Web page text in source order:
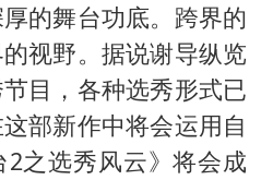
的舞台功底。跨界的
视野。据说谢导纵览
目，各种选秀形式已
部新作中将会运用自
之选秀风云》将会成